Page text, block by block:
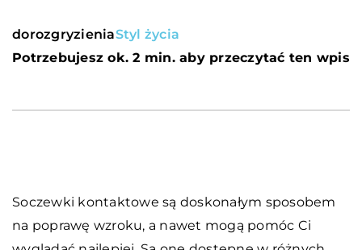
dorozgryzieniaStyl życia
Potrzebujesz ok. 2 min. aby przeczytać ten wpis
Soczewki kontaktowe są doskonałym sposobem
na poprawę wzroku, a nawet mogą pomóc Ci